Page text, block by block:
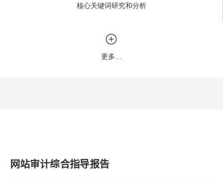
核心关键词研究和分析
更多…
网站审计综合指导报告